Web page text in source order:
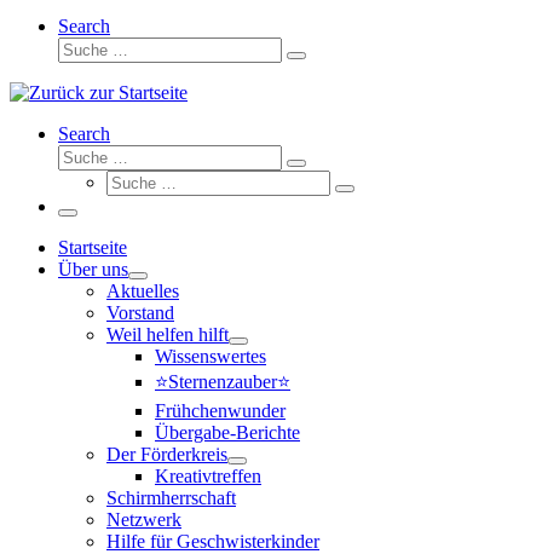
Search
Suche
Suche
Search
Suche
Suche
Suche
Suche
Menü
Startseite
Über uns
Aktuelles
Vorstand
Weil helfen hilft
Wissenswertes
⭐Sternenzauber⭐
Frühchenwunder
Übergabe-Berichte
Der Förderkreis
Kreativtreffen
Schirmherrschaft
Netzwerk
Hilfe für Geschwisterkinder